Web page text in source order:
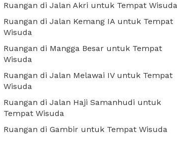
Ruangan di Jalan Akri untuk Tempat Wisuda
Ruangan di Jalan Kemang IA untuk Tempat
Wisuda
Ruangan di Mangga Besar untuk Tempat
Wisuda
Ruangan di Jalan Melawai IV untuk Tempat
Wisuda
Ruangan di Jalan Haji Samanhudi untuk
Tempat Wisuda
Ruangan di Gambir untuk Tempat Wisuda